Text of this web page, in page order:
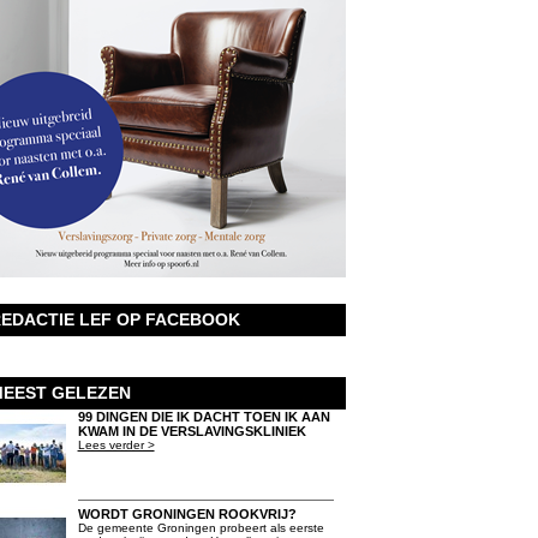
LEF OP FACEBOOK
GELEZEN
99 DINGEN DIE IK DACHT TOEN IK AAN
KWAM IN DE VERSLAVINGSKLINIEK
Lees verder >
WORDT GRONINGEN ROOKVRIJ?
De gemeente Groningen probeert als eerste